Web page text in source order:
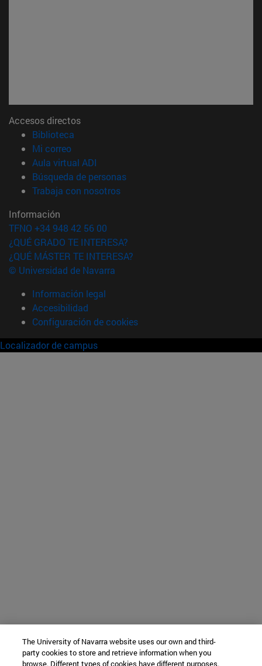
Accesos directos
Biblioteca
Mi correo(abre en nueva ventana)
Aula virtual ADI
Búsqueda de personas(abre en nueva ventana)
Trabaja con nosotros(abre en nueva ventana)
Información
TFNO +34 948 42 56 00
¿QUÉ GRADO TE INTERESA?
¿QUÉ MÁSTER TE INTERESA?
© Universidad de Navarra
Información legal
Accesibilidad
Configuración de cookies
Localizador de campus
The University of Navarra website uses our own and third-
party cookies to store and retrieve information when you
browse. Different types of cookies have different purposes.